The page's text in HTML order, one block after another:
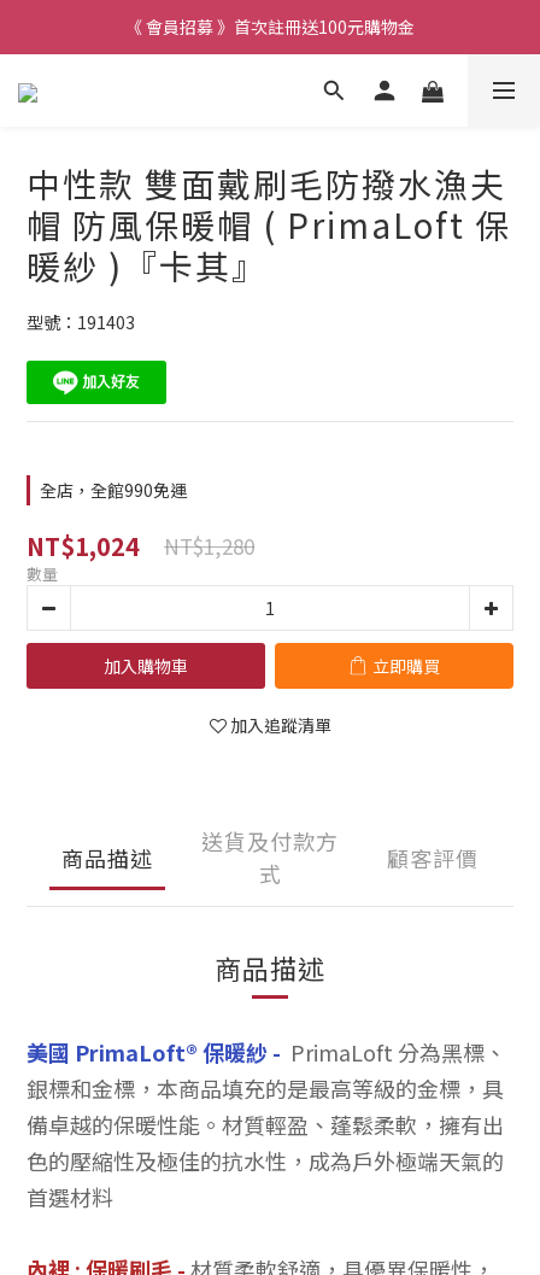
《 會員招募 》首次註冊送100元購物金
中性款 雙面戴刷毛防撥水漁夫
帽 防風保暖帽 ( PrimaLoft 保
暖紗 )『卡其』
型號：191403
全店，全館990免運
NT$1,024 NT$1,280
數量
加入購物車 立即購買
加入追蹤清單
商品描述
送貨及付款方
式
顧客評價
商品描述
美國 PrimaLoft® 保暖紗 - PrimaLoft 分為黑標、
銀標和金標，本商品填充的是最高等級的金標，具
備卓越的保暖性能。材質輕盈、蓬鬆柔軟，擁有出
色的壓縮性及極佳的抗水性，成為戶外極端天氣的
首選材料